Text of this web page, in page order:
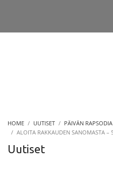
HOME UUTISET
PÄIVÄN RAPSODIA
ALOITA RAKKAUDEN SANOMASTA –
Uutiset